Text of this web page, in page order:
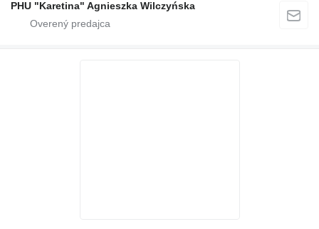
PHU "Karetina" Agnieszka Wilczyńska